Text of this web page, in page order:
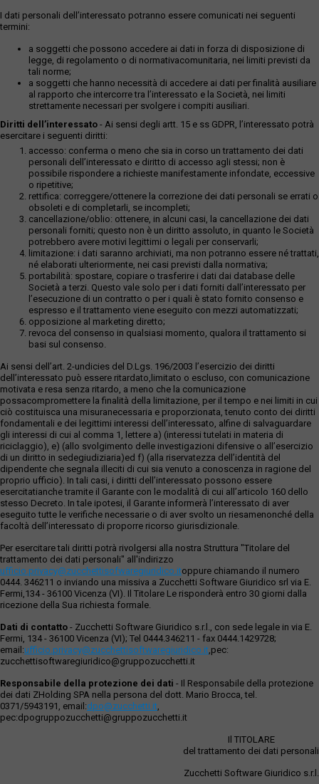
I dati personali dell’interessato potranno essere comunicati nei seguenti
termini:
a soggetti che possono accedere ai dati in forza di disposizione di
legge, di regolamento o di normativacomunitaria, nei limiti previsti da
tali norme;
a soggetti che hanno necessità di accedere ai dati per finalità ausiliare
al rapporto che intercorre tra l’interessato e la Società, nei limiti
strettamente necessari per svolgere i compiti ausiliari.
Diritti dell’interessato - Ai sensi degli artt. 15 e ss GDPR, l’interessato potrà
esercitare i seguenti diritti:
accesso: conferma o meno che sia in corso un trattamento dei dati
personali dell’interessato e diritto di accesso agli stessi; non è
possibile rispondere a richieste manifestamente infondate, eccessive
o ripetitive;
rettifica: correggere/ottenere la correzione dei dati personali se errati o
obsoleti e di completarli, se incompleti;
cancellazione/oblio: ottenere, in alcuni casi, la cancellazione dei dati
personali forniti; questo non è un diritto assoluto, in quanto le Società
potrebbero avere motivi legittimi o legali per conservarli;
limitazione: i dati saranno archiviati, ma non potranno essere né trattati,
né elaborati ulteriormente, nei casi previsti dalla normativa;
portabilità: spostare, copiare o trasferire i dati dai database delle
Società a terzi. Questo vale solo per i dati forniti dall’interessato per
l’esecuzione di un contratto o per i quali è stato fornito consenso e
espresso e il trattamento viene eseguito con mezzi automatizzati;
opposizione al marketing diretto;
revoca del consenso in qualsiasi momento, qualora il trattamento si
basi sul consenso.
Ai sensi dell’art. 2-undicies del D.Lgs. 196/2003 l’esercizio dei diritti
dell’interessato può essere ritardato,limitato o escluso, con comunicazione
motivata e resa senza ritardo, a meno che la comunicazione
possacompromettere la finalità della limitazione, per il tempo e nei limiti in cui
ciò costituisca una misuranecessaria e proporzionata, tenuto conto dei diritti
fondamentali e dei legittimi interessi dell’interessato, alfine di salvaguardare
gli interessi di cui al comma 1, lettere a) (interessi tutelati in materia di
riciclaggio), e) (allo svolgimento delle investigazioni difensive o all’esercizio
di un diritto in sedegiudiziaria)ed f) (alla riservatezza dell’identità del
dipendente che segnala illeciti di cui sia venuto a conoscenza in ragione del
proprio ufficio). In tali casi, i diritti dell’interessato possono essere
esercitatianche tramite il Garante con le modalità di cui all’articolo 160 dello
stesso Decreto. In tale ipotesi, il Garante informerà l’interessato di aver
eseguito tutte le verifiche necessarie o di aver svolto un riesamenonché della
facoltà dell’interessato di proporre ricorso giurisdizionale.
Per esercitare tali diritti potrà rivolgersi alla nostra Struttura "Titolare del
trattamento dei dati personali" all'indirizzo
ufficio.privacy@zucchettisofwaregiuridico.itoppure chiamando il numero
0444. 346211 o inviando una missiva a Zucchetti Software Giuridico srl via E.
Fermi,134 - 36100 Vicenza (VI). Il Titolare Le risponderà entro 30 giorni dalla
ricezione della Sua richiesta formale.
Dati di contatto - Zucchetti Software Giuridico s.r.l., con sede legale in via E.
Fermi, 134 - 36100 Vicenza (VI); Tel 0444.346211 - fax 0444.1429728;
email:ufficio.privacy@zucchettisoftwaregiuridico.it,pec:
zucchettisoftwaregiuridico@gruppozucchetti.it
Responsabile della protezione dei dati - Il Responsabile della protezione
dei dati ZHolding SPA nella persona del dott. Mario Brocca, tel.
0371/5943191, email:dpo@zucchetti.it,
pec:dpogruppozucchetti@gruppozucchetti.it
Il TITOLARE
del trattamento dei dati personali
Zucchetti Software Giuridico s.r.l.